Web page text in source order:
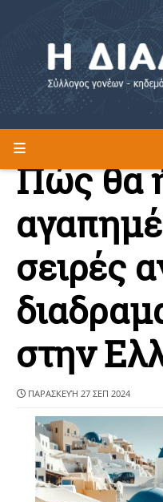
Η ΔΙΑΔΡΟΜΗ
Πώς θα
σειρές
στην
ΠΑΡΑΣΚΕΥΉ 27 ΣΕΠ 2024